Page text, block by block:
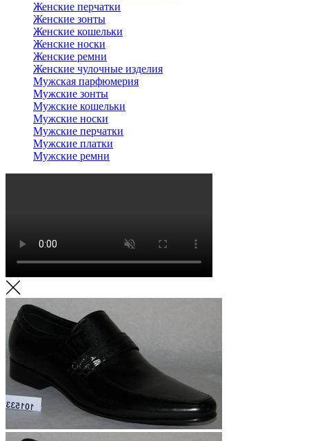
Женские перчатки
Женские зонты
Женские кошельки
Женские носки
Женские ремни
Женские чулочные изделия
Мужская парфюмерия
Мужские зонты
Мужские кошельки
Мужские носки
Мужские перчатки
Мужские платки
Мужские ремни